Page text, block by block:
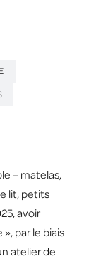
– matelas,
lit, petits
avoir
par le biais
atelier de